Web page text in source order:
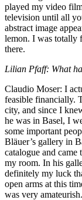
played my video
television until all
abstract image
lemon. I was totally
there.
Lilian Pfaff: What
Claudio Moser: I
feasible financially.
city, and since I
he was in Basel, I
some important
Bläuer’s gallery in
catalogue and
my room. In his
definitely my luck
open arms at this
was very amateurish.